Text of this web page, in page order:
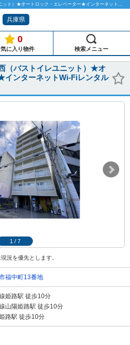
★SステイDP姫路大手前通西（バストイレユニット）★オートロック・エレベーター★インターネットWi-Fiレンタル可★のマンスリーマンション物件詳細「グッドマンスリー」
兵庫県
0
気に入り物件 検索メニュー
（バストイレユニット）★オ
インターネットWi-Fiレンタル
1 / 7
況を優先とします。
福中町13番地
姫路駅 徒歩10分
山陽姫路駅 徒歩10分
路駅 徒歩10分